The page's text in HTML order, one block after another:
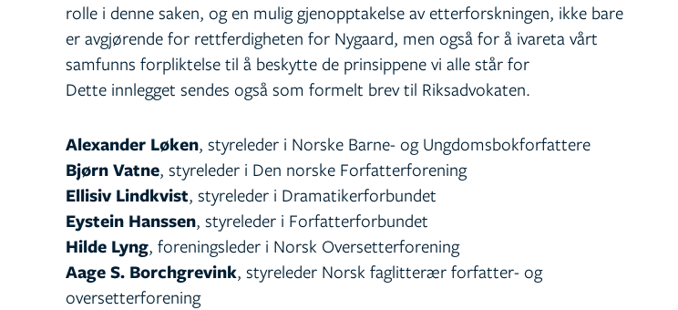
rolle i denne saken, og en mulig gjenopptakelse av etterforskningen, ikke bare
er avgjørende for rettferdigheten for Nygaard, men også for å ivareta vårt
samfunns forpliktelse til å beskytte de prinsippene vi alle står for
Dette innlegget sendes også som formelt brev til Riksadvokaten.
Alexander Løken, styreleder i Norske Barne- og Ungdomsbokforfattere
Bjørn Vatne, styreleder i Den norske Forfatterforening
Ellisiv Lindkvist, styreleder i Dramatikerforbundet
Eystein Hanssen, styreleder i Forfatterforbundet
Hilde Lyng, foreningsleder i Norsk Oversetterforening
Aage S. Borchgrevink, styreleder Norsk faglitterær forfatter- og
oversetterforening